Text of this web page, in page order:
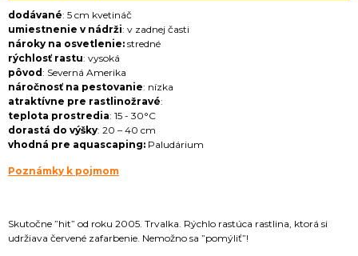
dodávané: 5 cm kvetináč
umiestnenie v nádrži: v zadnej časti
nároky na osvetlenie: stredné
rýchlosť rastu: vysoká
pôvod: Severná Amerika
náročnosť na pestovanie: nízka
atraktívne pre rastlinožravé:
teplota prostredia: 15 - 30°C
dorastá do výšky: 20 – 40 cm
vhodná pre aquascaping: Paludárium
Poznámky k pojmom
Skutočne ”hit” od roku 2005. Trvalka. Rýchlo rastúca rastlina, ktorá si
udržiava červené zafarbenie. Nemožno sa ”pomýliť”!